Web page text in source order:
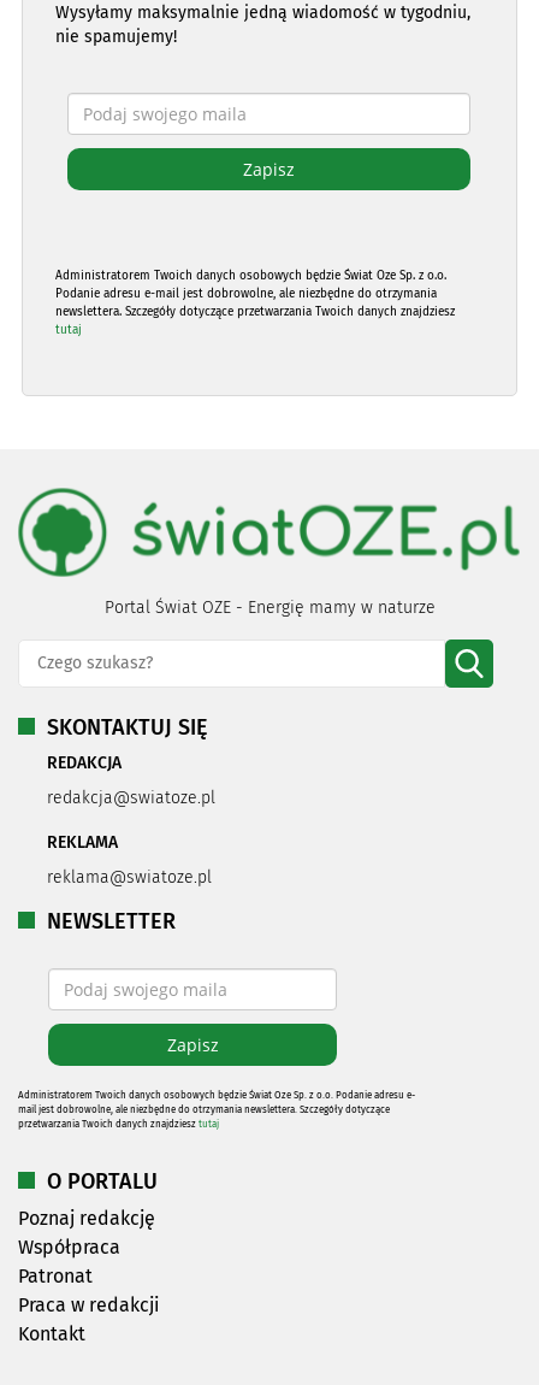
Wysyłamy maksymalnie jedną wiadomość w tygodniu,
nie spamujemy!
Administratorem Twoich danych osobowych będzie Świat Oze Sp. z o.o.
Podanie adresu e-mail jest dobrowolne, ale niezbędne do otrzymania
newslettera. Szczegóły dotyczące przetwarzania Twoich danych znajdziesz
tutaj
Portal Świat OZE - Energię mamy w naturze
SKONTAKTUJ SIĘ
REDAKCJA
redakcja@swiatoze.pl
REKLAMA
reklama@swiatoze.pl
NEWSLETTER
Administratorem Twoich danych osobowych będzie Świat Oze Sp. z o.o. Podanie adresu e-
mail jest dobrowolne, ale niezbędne do otrzymania newslettera. Szczegóły dotyczące
przetwarzania Twoich danych znajdziesz tutaj
O PORTALU
Poznaj redakcję
Współpraca
Patronat
Praca w redakcji
Kontakt